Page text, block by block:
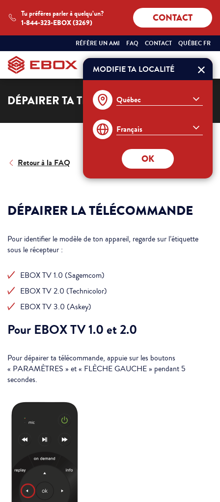
Tu préfères parler à quelqu’un?
1-844-323-EBOX (3269)
CONTACT
RÉFÈRE UN AMI FAQ CONTACT
SÉLECTIONNEZ
VOTRE
PROVINCE
LANGUE
QUÉBEC
FRANÇAIS
QUÉBEC FR
MODIFIE TA LOCALITÉ
OK
Commander
DÉPAIRER TA TÉLÉCOMMANDE
Retour à la FAQ
DÉPAIRER LA TÉLÉCOMMANDE
Pour identifier le modèle de ton appareil, regarde sur l’étiquette
sous le récepteur :
EBOX TV 1.0 (Sagemcom)
EBOX TV 2.0 (Technicolor)
EBOX TV 3.0 (Askey)
Pour EBOX TV 1.0 et 2.0
Pour dépairer ta télécommande, appuie sur les boutons
« PARAMÈTRES » et « FLÈCHE GAUCHE » pendant 5
secondes.